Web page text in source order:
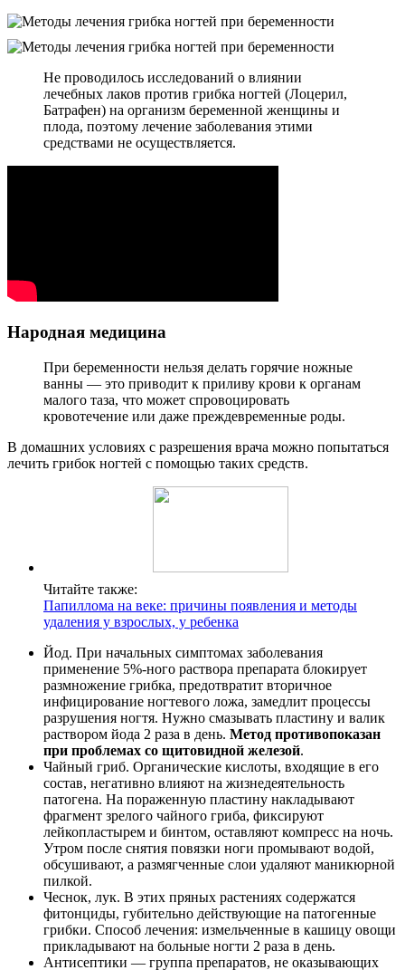
Не проводилось исследований о влиянии
лечебных лаков против грибка ногтей (Лоцерил,
Батрафен) на организм беременной женщины и
плода, поэтому лечение заболевания этими
средствами не осуществляется.
Народная медицина
При беременности нельзя делать горячие ножные
ванны — это приводит к приливу крови к органам
малого таза, что может спровоцировать
кровотечение или даже преждевременные роды.
В домашних условиях с разрешения врача можно попытаться
лечить грибок ногтей с помощью таких средств.
Читайте также:
Папиллома на веке: причины появления и методы
удаления у взрослых, у ребенка
Йод. При начальных симптомах заболевания
применение 5%-ного раствора препарата блокирует
размножение грибка, предотвратит вторичное
инфицирование ногтевого ложа, замедлит процессы
разрушения ногтя. Нужно смазывать пластину и валик
раствором йода 2 раза в день. Метод противопоказан
при проблемах со щитовидной железой.
Чайный гриб. Органические кислоты, входящие в его
состав, негативно влияют на жизнедеятельность
патогена. На пораженную пластину накладывают
фрагмент зрелого чайного гриба, фиксируют
лейкопластырем и бинтом, оставляют компресс на ночь.
Утром после снятия повязки ноги промывают водой,
обсушивают, а размягченные слои удаляют маникюрной
пилкой.
Чеснок, лук. В этих пряных растениях содержатся
фитонциды, губительно действующие на патогенные
грибки. Способ лечения: измельченные в кашицу овощи
прикладывают на больные ногти 2 раза в день.
Антисептики — группа препаратов, не оказывающих